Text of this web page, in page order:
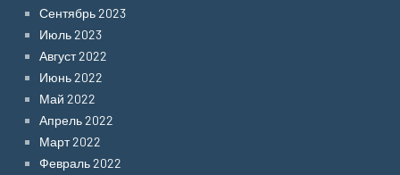
Сентябрь 2023
Июль 2023
Август 2022
Июнь 2022
Май 2022
Апрель 2022
Март 2022
Февраль 2022